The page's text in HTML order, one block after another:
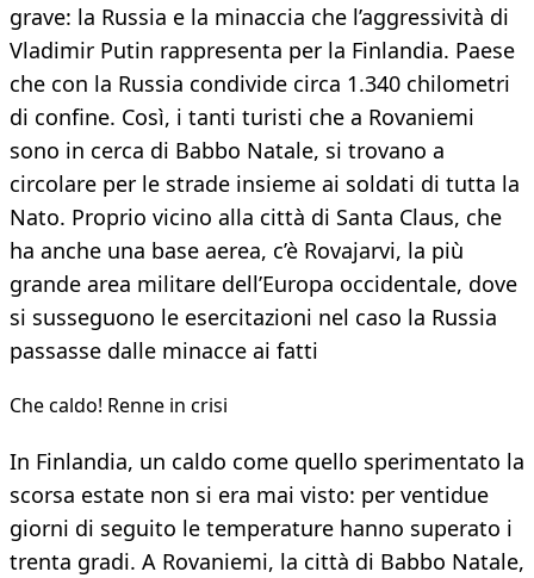
grave: la Russia e la minaccia che l’aggressività di
Vladimir Putin rappresenta per la Finlandia. Paese
che con la Russia condivide circa 1.340 chilometri
di confine. Così, i tanti turisti che a Rovaniemi
sono in cerca di Babbo Natale, si trovano a
circolare per le strade insieme ai soldati di tutta la
Nato. Proprio vicino alla città di Santa Claus, che
ha anche una base aerea, c’è Rovajarvi, la più
grande area militare dell’Europa occidentale, dove
si susseguono le esercitazioni nel caso la Russia
passasse dalle minacce ai fatti
Che caldo! Renne in crisi
In Finlandia, un caldo come quello sperimentato la
scorsa estate non si era mai visto: per ventidue
giorni di seguito le temperature hanno superato i
trenta gradi. A Rovaniemi, la città di Babbo Natale,